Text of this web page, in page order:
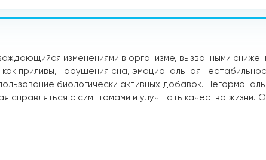
изменениями в организме, вызванными
приливы, нарушения сна, эмоциональная
биологически активных добавок.
справляться с симптомами и улучшать качество жизни.